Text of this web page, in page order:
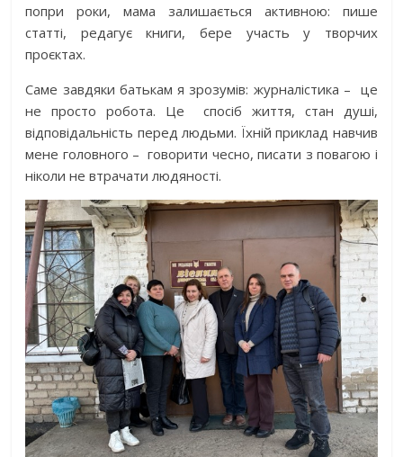
попри роки, мама залишається активною: пише
статті, редагує книги, бере участь у творчих
проєктах.
Саме завдяки батькам я зрозумів: журналістика – це
не просто робота. Це
спосіб життя, стан душі,
відповідальність перед людьми. Їхній приклад навчив
мене головного – говорити чесно, писати з повагою і
ніколи не втрачати людяності.